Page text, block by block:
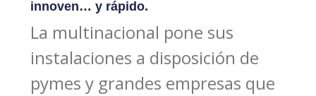
innoven… y rápido.
La multinacional pone sus
instalaciones a disposición de
pymes y grandes empresas que